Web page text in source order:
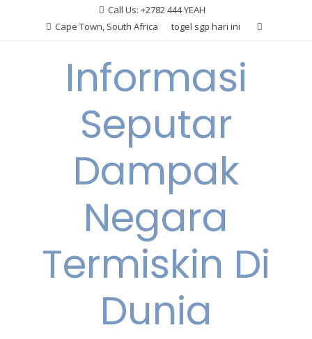
Call Us: +2782 444 YEAH
Cape Town, South Africa
togel sgp hari ini
Informasi
Seputar
Dampak
Negara
Termiskin Di
Dunia